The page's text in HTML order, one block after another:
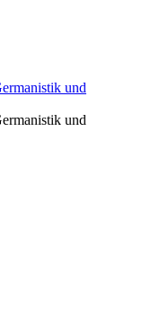
und
und